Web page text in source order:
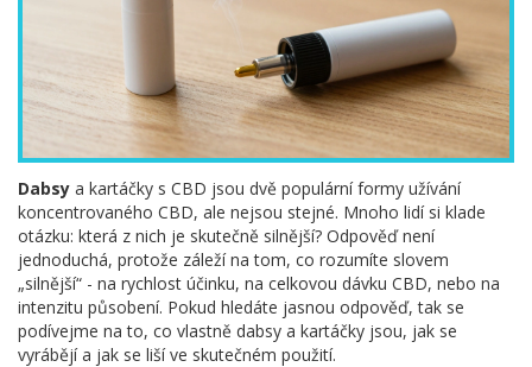
Dabsy a kartáčky s CBD jsou dvě populární formy užívání
koncentrovaného CBD, ale nejsou stejné. Mnoho lidí si klade
otázku: která z nich je skutečně silnější? Odpověď není
jednoduchá, protože záleží na tom, co rozumíte slovem
„silnější“ - na rychlost účinku, na celkovou dávku CBD, nebo na
intenzitu působení. Pokud hledáte jasnou odpověď, tak se
podívejme na to, co vlastně dabsy a kartáčky jsou, jak se
vyrábějí a jak se liší ve skutečném použití.